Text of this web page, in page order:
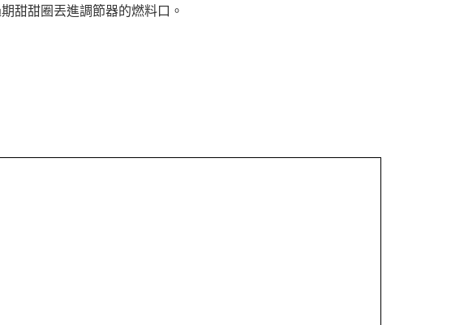
甜甜圈丟進調節器的燃料口。